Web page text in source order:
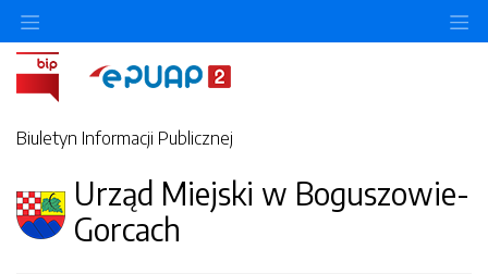
Biuletyn Informacji Publicznej
Urząd Miejski w Boguszowie-
Gorcach